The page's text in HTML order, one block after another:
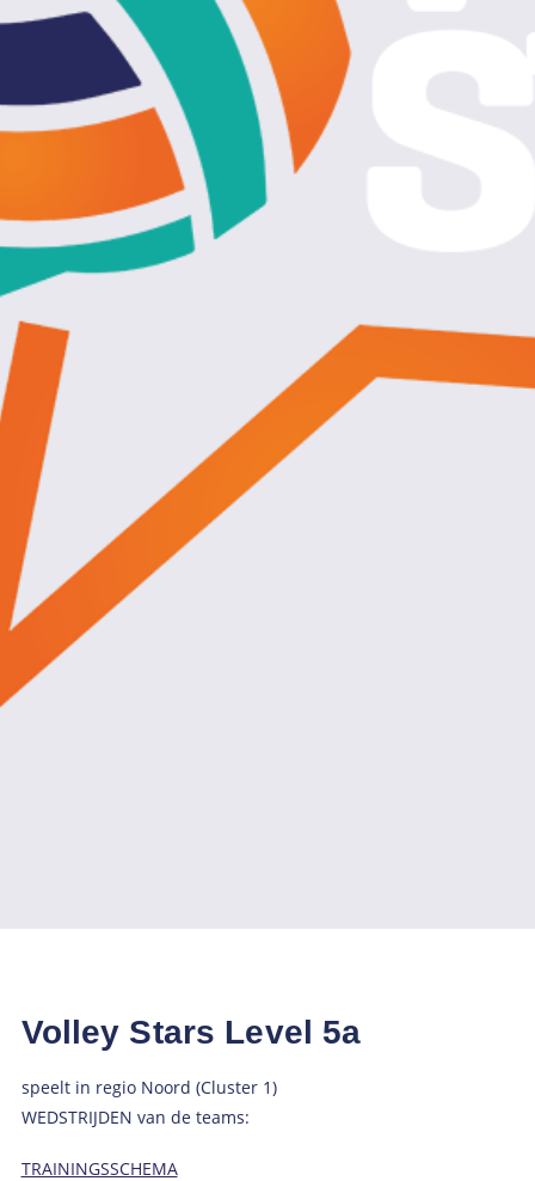
Volley Stars Level 5a
speelt in regio Noord (Cluster 1)
WEDSTRIJDEN van de teams:
TRAININGSSCHEMA